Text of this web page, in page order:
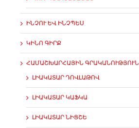
ԻՆՉՈՒ ԵՎ ԻՆՉՊԵՍ
ԿԻՆՈ ԳԻՐՔ
ՀԱՄԱՇԽԱՐՀԱՅԻՆ ԳՐԱԿԱՆՈՒԹՅՈՒՆ
ԼԻԱԿԱՏԱՐ ԴՈՎԼԱԹՈՎ
ԼԻԱԿԱՏԱՐ ԿԱՖԿԱ
ԼԻԱԿԱՏԱՐ ՆԻՑՇԵ